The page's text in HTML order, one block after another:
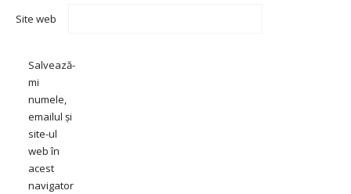
Site web
Salvează-
mi
numele,
emailul și
site-ul
web în
acest
navigator